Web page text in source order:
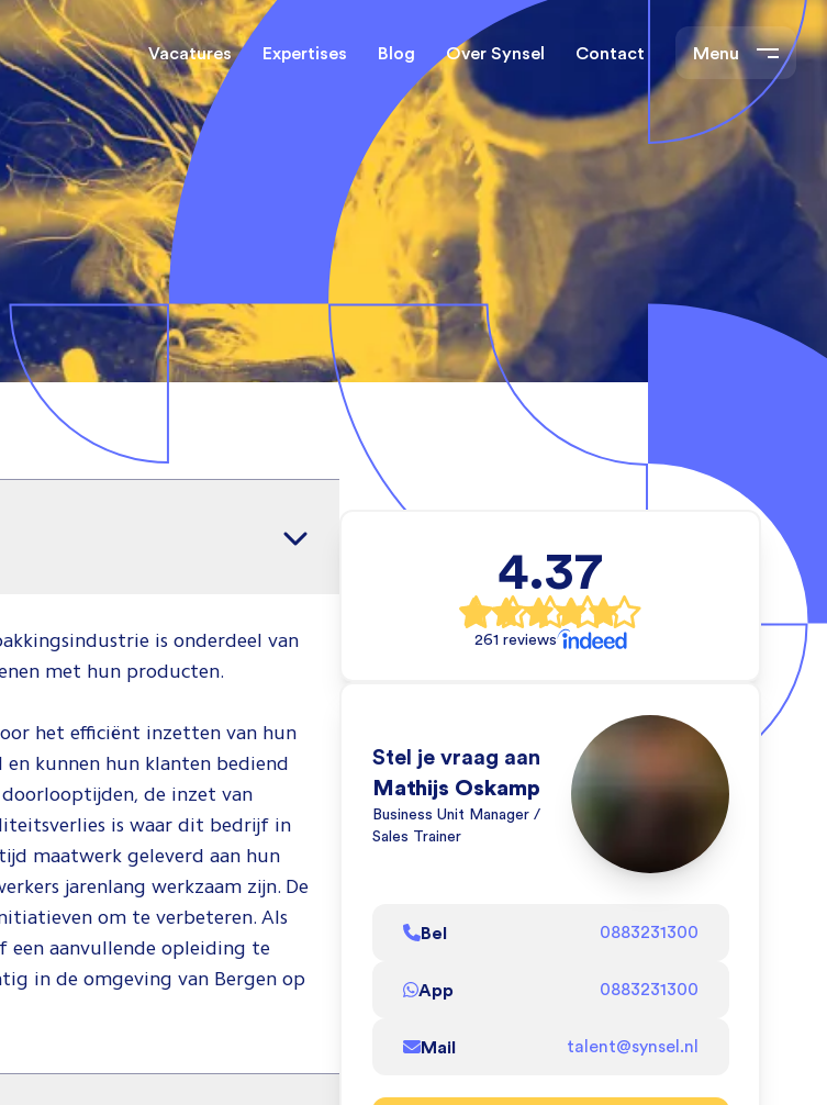
Vacatures
Service Engineers Mechanical Engineers
& Electrical
Monteurs Technische
binnendienst Installatietechniek
Commercieel Operators
Expertises
(Field) Service Engineers Mechanical Engineers
Software & Electrical
Engineers
Monteurs Technische
Dienst
Monteurs binnendienst
Blog Over Synsel Contact Menu
voor
Jij weet wat je
dat kan doen.
Check de video
om te zien hoe
wij dat doen!
Speel
is onderdeel van
met hun producten.
het efficiënt inzetten van hun
kunnen hun klanten bediend
de inzet van
is waar dit bedrijf in
maatwerk geleverd aan hun
jarenlang werkzaam zijn. De
om te verbeteren. Als
een aanvullende opleiding te
in de omgeving van Bergen op
4.37
261 reviews
Stel je vraag aan
Mathijs Oskamp
Business Unit Manager /
Sales Trainer
Bel 0883231300
App 0883231300
Mail talent@synsel.nl